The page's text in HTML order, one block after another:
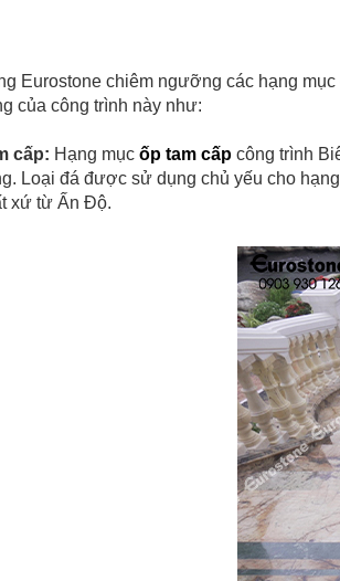
Eurostone chiêm ngưỡng các hạng
của công trình này như:
cấp: Hạng mục ốp tam cấp công trình
Loại đá được sử dụng chủ yếu cho
xứ từ Ấn Độ.